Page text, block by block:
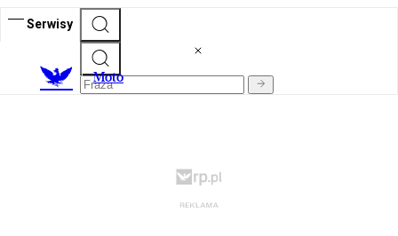
Serwisy
Moto